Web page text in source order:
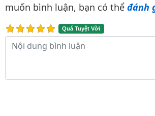
muốn bình luận, bạn có thể đánh
Quá Tuyệt Vời
Nội dung bình luận